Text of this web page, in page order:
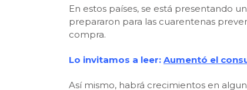
En estos países, se está presentando
prepararon para las cuarentenas
compra.
Lo invitamos a leer: Aumentó el
Así mismo, habrá crecimientos en